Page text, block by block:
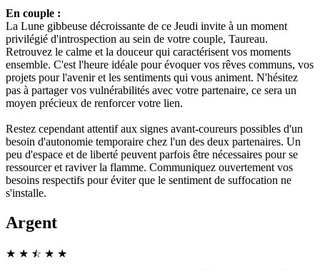
En couple :
La Lune gibbeuse décroissante de ce Jeudi invite à un moment
privilégié d'introspection au sein de votre couple, Taureau.
Retrouvez le calme et la douceur qui caractérisent vos moments
ensemble. C'est l'heure idéale pour évoquer vos rêves communs, vos
projets pour l'avenir et les sentiments qui vous animent. N'hésitez
pas à partager vos vulnérabilités avec votre partenaire, ce sera un
moyen précieux de renforcer votre lien.
Restez cependant attentif aux signes avant-coureurs possibles d'un
besoin d'autonomie temporaire chez l'un des deux partenaires. Un
peu d'espace et de liberté peuvent parfois être nécessaires pour se
ressourcer et raviver la flamme. Communiquez ouvertement vos
besoins respectifs pour éviter que le sentiment de suffocation ne
s'installe.
Argent
★ ★ ☆
★ ★ ★